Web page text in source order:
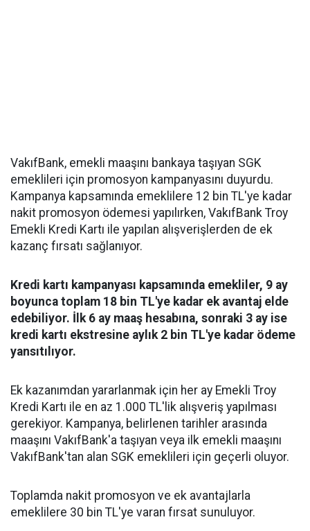
VakıfBank, emekli maaşını bankaya taşıyan SGK
emeklileri için promosyon kampanyasını duyurdu.
Kampanya kapsamında emeklilere 12 bin TL'ye kadar
nakit promosyon ödemesi yapılırken, VakıfBank Troy
Emekli Kredi Kartı ile yapılan alışverişlerden de ek
kazanç fırsatı sağlanıyor.
Kredi kartı kampanyası kapsamında emekliler, 9 ay
boyunca toplam 18 bin TL'ye kadar ek avantaj elde
edebiliyor. İlk 6 ay maaş hesabına, sonraki 3 ay ise
kredi kartı ekstresine aylık 2 bin TL'ye kadar ödeme
yansıtılıyor.
Ek kazanımdan yararlanmak için her ay Emekli Troy
Kredi Kartı ile en az 1.000 TL'lik alışveriş yapılması
gerekiyor. Kampanya, belirlenen tarihler arasında
maaşını VakıfBank'a taşıyan veya ilk emekli maaşını
VakıfBank'tan alan SGK emeklileri için geçerli oluyor.
Toplamda nakit promosyon ve ek avantajlarla
emeklilere 30 bin TL'ye varan fırsat sunuluyor.